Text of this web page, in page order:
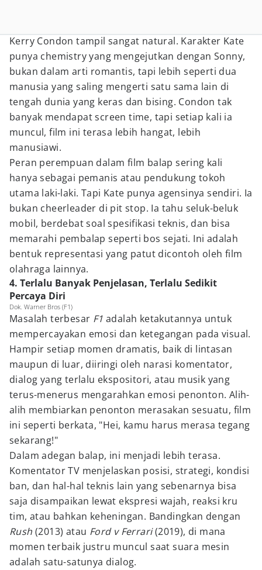
Kerry Condon tampil sangat natural. Karakter Kate
punya chemistry yang mengejutkan dengan Sonny,
bukan dalam arti romantis, tapi lebih seperti dua
manusia yang saling mengerti satu sama lain di
tengah dunia yang keras dan bising. Condon tak
banyak mendapat screen time, tapi setiap kali ia
muncul, film ini terasa lebih hangat, lebih
manusiawi.
Peran perempuan dalam film balap sering kali
hanya sebagai pemanis atau pendukung tokoh
utama laki-laki. Tapi Kate punya agensinya sendiri. Ia
bukan cheerleader di pit stop. Ia tahu seluk-beluk
mobil, berdebat soal spesifikasi teknis, dan bisa
memarahi pembalap seperti bos sejati. Ini adalah
bentuk representasi yang patut dicontoh oleh film
olahraga lainnya.
4. Terlalu Banyak Penjelasan, Terlalu Sedikit
Percaya Diri
Dok. Warner Bros (F1)
Masalah terbesar F1 adalah ketakutannya untuk
mempercayakan emosi dan ketegangan pada visual.
Hampir setiap momen dramatis, baik di lintasan
maupun di luar, diiringi oleh narasi komentator,
dialog yang terlalu ekspositori, atau musik yang
terus-menerus mengarahkan emosi penonton. Alih-
alih membiarkan penonton merasakan sesuatu, film
ini seperti berkata, "Hei, kamu harus merasa tegang
sekarang!"
Dalam adegan balap, ini menjadi lebih terasa.
Komentator TV menjelaskan posisi, strategi, kondisi
ban, dan hal-hal teknis lain yang sebenarnya bisa
saja disampaikan lewat ekspresi wajah, reaksi kru
tim, atau bahkan keheningan. Bandingkan dengan
Rush (2013) atau Ford v Ferrari(2019), di mana
momen terbaik justru muncul saat suara mesin
adalah satu-satunya dialog.